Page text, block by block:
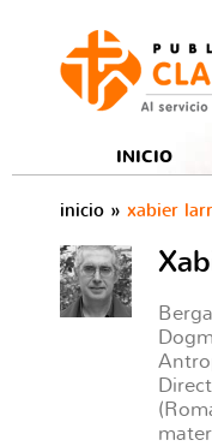
INICIO
inicio » xabier